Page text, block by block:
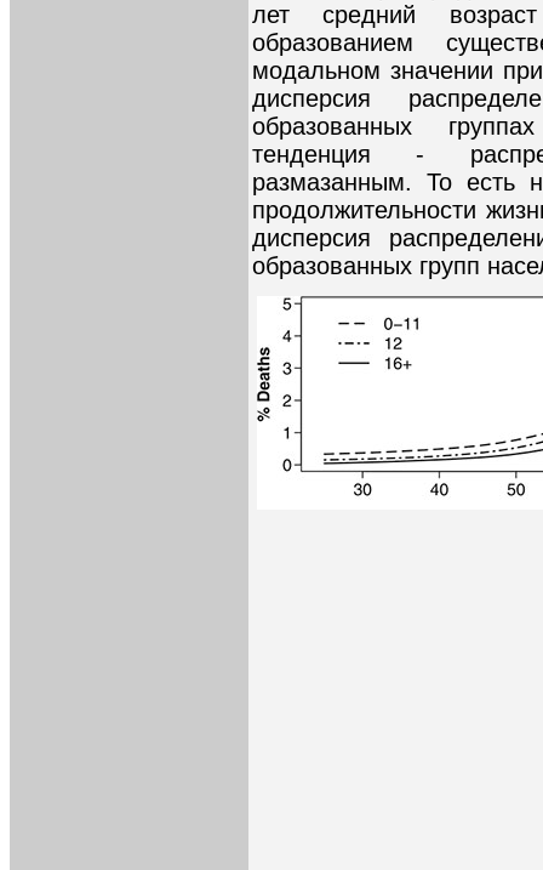
лет средний
образованием
модальном значении
дисперсия
образованных
тенденция -
размазанным. То есть
продолжительности
дисперсия
образованных групп